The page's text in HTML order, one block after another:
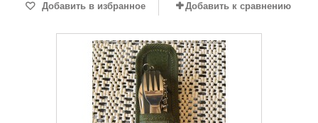
Добавить в избранное Добавить к сравнению